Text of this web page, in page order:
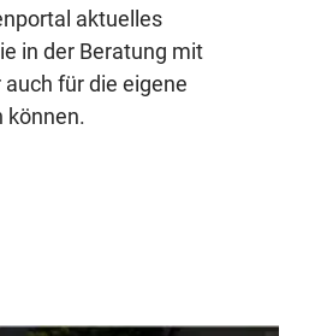
aktuelles
in der Beratung mit
für die eigene
können.